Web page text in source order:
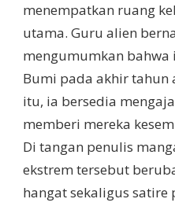
menempatkan ruang
utama. Guru alien
mengumumkan bahwa
Bumi pada akhir tahun
itu, ia bersedia
memberi mereka
Di tangan penulis
ekstrem tersebut
hangat sekaligus satire